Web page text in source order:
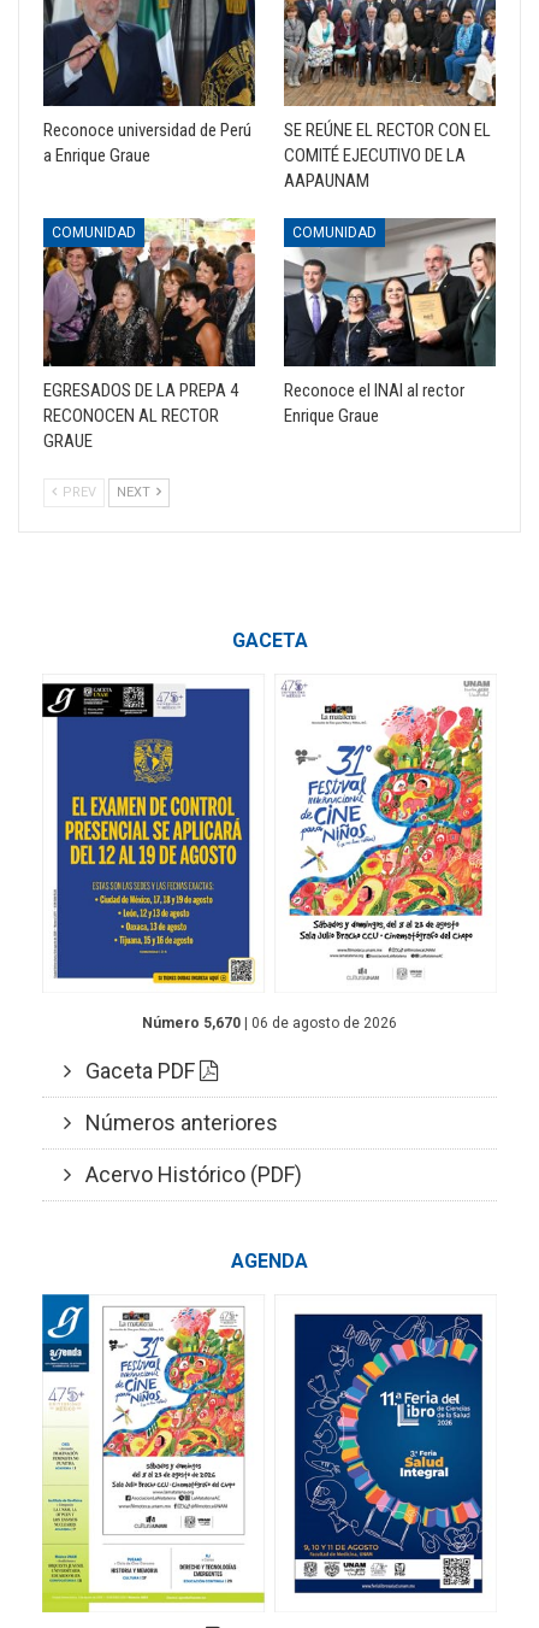
Reconoce universidad de Perú
a Enrique Graue
SE REÚNE EL RECTOR CON EL
COMITÉ EJECUTIVO DE LA
AAPAUNAM
COMUNIDAD
EGRESADOS DE LA PREPA 4
RECONOCEN AL RECTOR
GRAUE
COMUNIDAD
Reconoce el INAI al rector
Enrique Graue
PREV NEXT
GACETA
Número 5,670 | 06 de agosto de 2026
Gaceta PDF
Números anteriores
Acervo Histórico (PDF)
AGENDA